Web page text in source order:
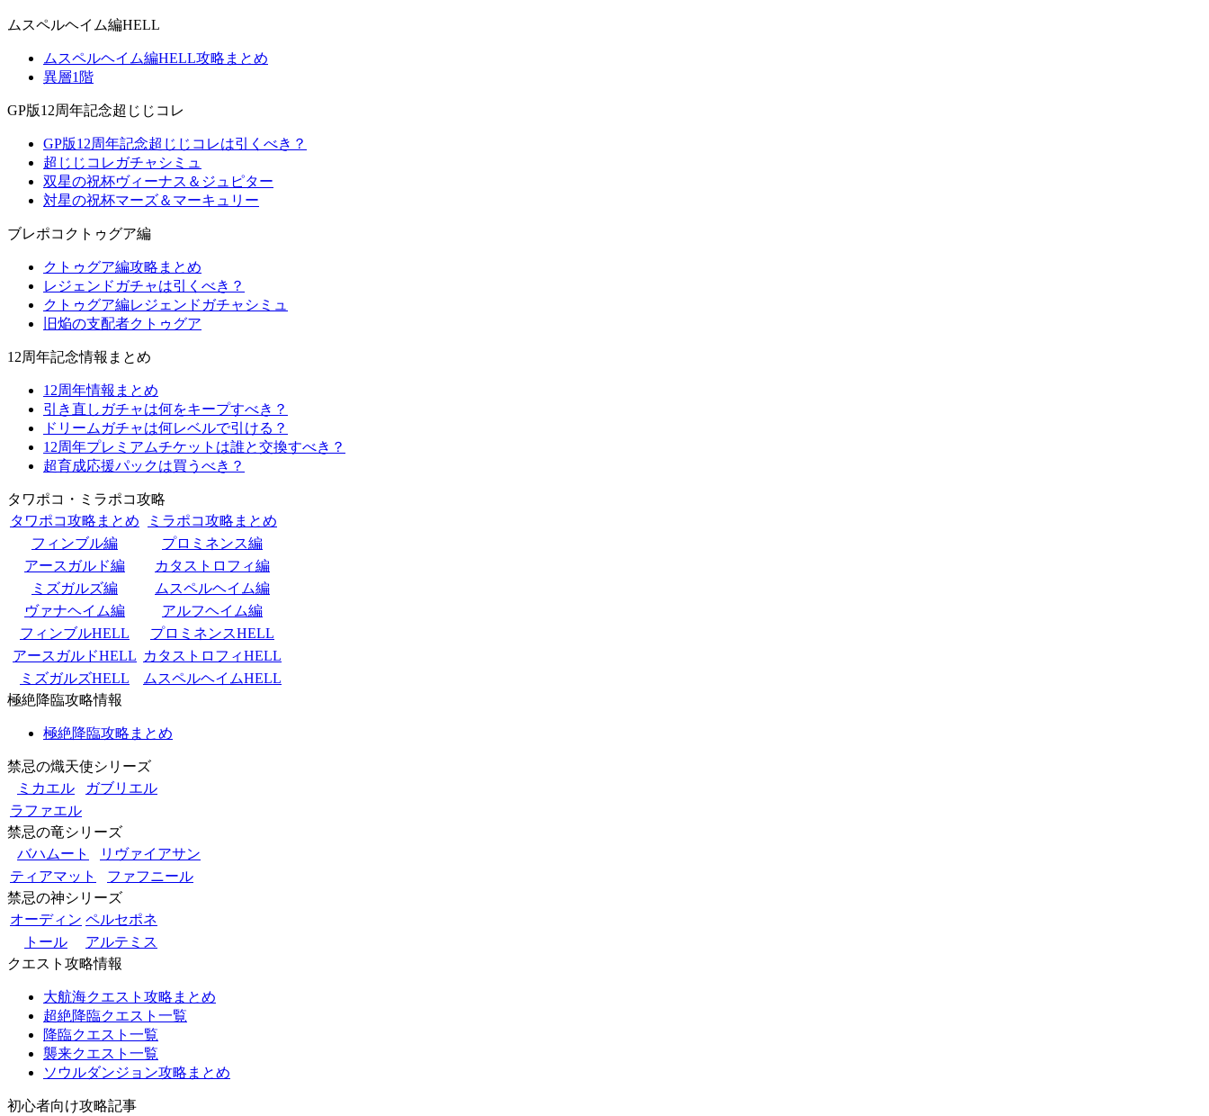
ムスペルヘイム編HELL
ムスペルヘイム編HELL攻略まとめ
異層1階
GP版12周年記念超じじコレ
GP版12周年記念超じじコレは引くべき？
超じじコレガチャシミュ
双星の祝杯ヴィーナス＆ジュピター
対星の祝杯マーズ＆マーキュリー
ブレポコクトゥグア編
クトゥグア編攻略まとめ
レジェンドガチャは引くべき？
クトゥグア編レジェンドガチャシミュ
旧焔の支配者クトゥグア
12周年記念情報まとめ
12周年情報まとめ
引き直しガチャは何をキープすべき？
ドリームガチャは何レベルで引ける？
12周年プレミアムチケットは誰と交換すべき？
超育成応援パックは買うべき？
タワポコ・ミラポコ攻略
タワポコ攻略まとめ
ミラポコ攻略まとめ
フィンブル編
プロミネンス編
アースガルド編
カタストロフィ編
ミズガルズ編
ムスペルヘイム編
ヴァナヘイム編
アルフヘイム編
フィンブルHELL
プロミネンスHELL
アースガルドHELL カタストロフィHELL
ミズガルズHELL
ムスペルヘイムHELL
極絶降臨攻略情報
極絶降臨攻略まとめ
禁忌の熾天使シリーズ
ミカエル
ガブリエル
ラファエル
禁忌の竜シリーズ
バハムート
リヴァイアサン
ティアマット
ファフニール
禁忌の神シリーズ
オーディン ペルセポネ
トール
アルテミス
クエスト攻略情報
大航海クエスト攻略まとめ
超絶降臨クエスト一覧
降臨クエスト一覧
襲来クエスト一覧
ソウルダンジョン攻略まとめ
初心者向け攻略記事